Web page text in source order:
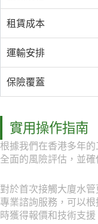
租賃成本
運輸安排
保險覆蓋
實用操作指南
根據我們在香港多年
全面的風險評估，並
對於首次接觸大廈水
專業諮詢服務，可以
時獲得報價和技術支援